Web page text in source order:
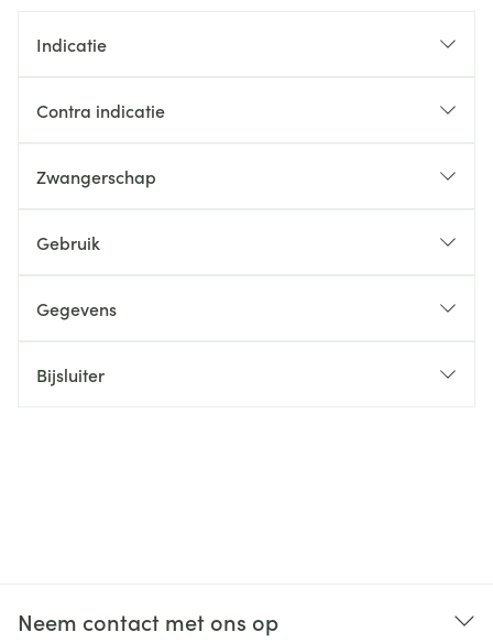
Indicatie
Contra indicatie
Zwangerschap
Gebruik
Gegevens
Bijsluiter
Neem contact met ons op